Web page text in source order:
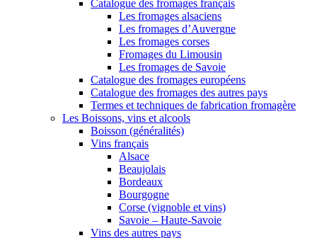
Catalogue des fromages français
Les fromages alsaciens
Les fromages d’Auvergne
Les fromages corses
Fromages du Limousin
Les fromages de Savoie
Catalogue des fromages européens
Catalogue des fromages des autres pays
Termes et techniques de fabrication fromagère
Les Boissons, vins et alcools
Boisson (généralités)
Vins français
Alsace
Beaujolais
Bordeaux
Bourgogne
Corse (vignoble et vins)
Savoie – Haute-Savoie
Vins des autres pays